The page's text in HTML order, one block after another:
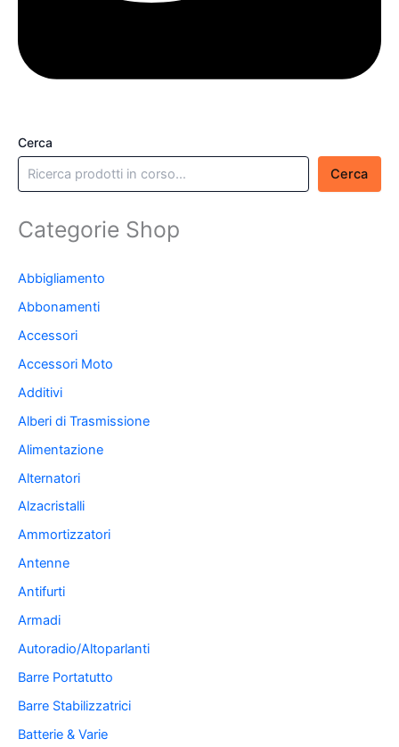
Cerca
Cerca
Categorie Shop
Abbigliamento
Abbonamenti
Accessori
Accessori Moto
Additivi
Alberi di Trasmissione
Alimentazione
Alternatori
Alzacristalli
Ammortizzatori
Antenne
Antifurti
Armadi
Autoradio/Altoparlanti
Barre Portatutto
Barre Stabilizzatrici
Batterie & Varie